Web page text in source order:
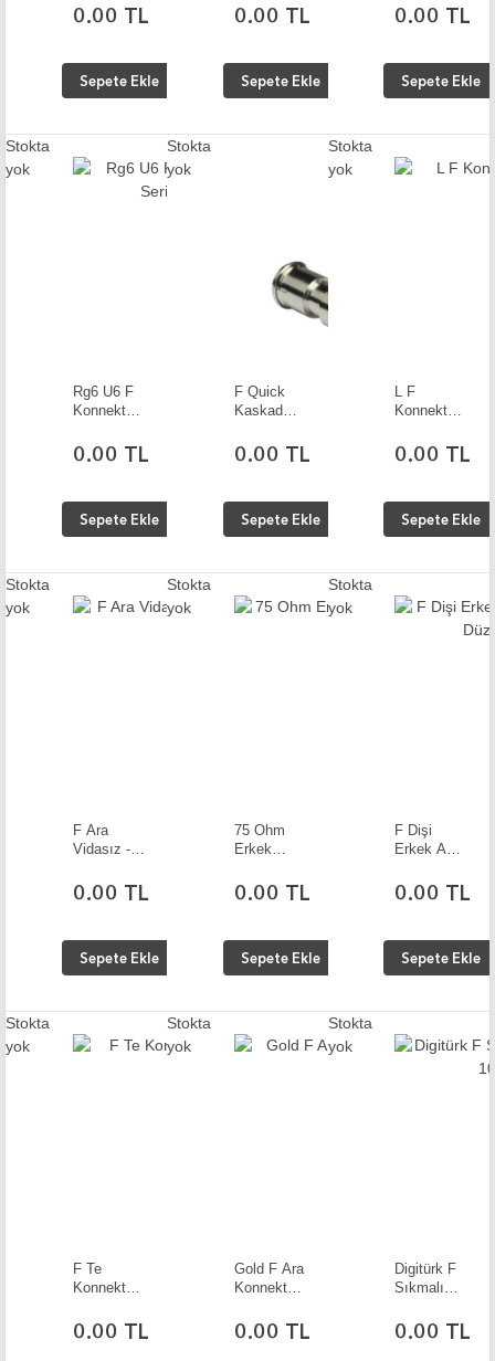
0.00 TL
Sepete Ekle
Adet
0.00 TL
Sepete Ekle
10 Adet
0.00 TL
Sepete Ekle
Stokta
yok
Rg6 U6 F
Konnektör
Adet
0.00 TL
Sepete Ekle
Stokta
yok
F Quick
Kaskad
10 Adet
0.00 TL
Sepete Ekle
Stokta
yok
L F
Konnektör
0.00 TL
Sepete Ekle
Stokta
yok
F Ara
Vidasız -
10 Adet
0.00 TL
Sepete Ekle
Stokta
yok
75 Ohm
Erkek
10 Adet
0.00 TL
Sepete Ekle
Stokta
yok
F Dişi
Erkek Ant.
Düz 10
Adet
0.00 TL
Sepete Ekle
Stokta
yok
F Te
Konnektör
0.00 TL
Stokta
yok
Gold F Ara
Konnektör
0.00 TL
Stokta
yok
Digitürk F
Sıkmalı
10 Adet
0.00 TL